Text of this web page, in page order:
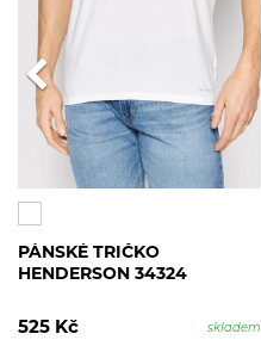
PÁNSKÉ TRIČKO
HENDERSON 34324
525 Kč skladem